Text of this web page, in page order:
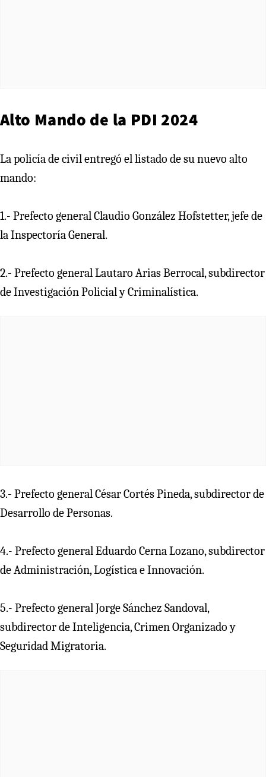
Alto Mando de la PDI 2024
La policía de civil entregó el listado de su nuevo alto
mando:
1.- Prefecto general Claudio González Hofstetter, jefe de
la Inspectoría General.
2.- Prefecto general Lautaro Arias Berrocal, subdirector
de Investigación Policial y Criminalística.
3.- Prefecto general César Cortés Pineda, subdirector de
Desarrollo de Personas.
4.- Prefecto general Eduardo Cerna Lozano, subdirector
de Administración, Logística e Innovación.
5.- Prefecto general Jorge Sánchez Sandoval,
subdirector de Inteligencia, Crimen Organizado y
Seguridad Migratoria.